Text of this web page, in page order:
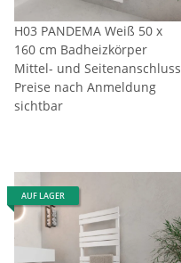
H03 PANDEMA Weiß 50 x
160 cm Badheizkörper
Mittel- und Seitenanschluss
Preise nach Anmeldung
sichtbar
AUF LAGER